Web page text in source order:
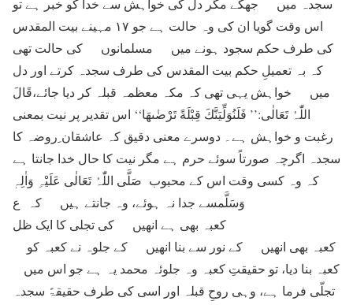
اس وقت گویا ان کی وہ حالت ہے جو ۱۷ مہینے بیت المقدس
کی طرف حکم سجود ہونے میں مسلمانوں کی حالت تھی
کہ بہ تعمیلِ حکم بیت المقدس کی طرف سجدہ کرتے اور دل
میں خواہش یہی تھی کہ مکہ معظمہ قبلہ کر دیا جائے،قَالَ
اللّٰہُ تَعَالٰی:’’ فَلَنُوَلِّیَنَّكَ قِبْلَةً تَرْضٰىهَا‘‘ اس تقدیر پر نیت بمعنی
رغبت و خواہش ہے۔ دوسرے معنی دقیق کہ عاشقان ِروضہ کا
سجدہ اگرچہ صورتاً سوئے حرم ہے مگر نیت کا حال خدا جانتا ہے
کہ وہ کسی وقت اس کے محبوب صَلَّی اللّٰہُ تَعَالٰی عَلَیْہِ وَاٰلِہٖ
وَسَلَّمسے جدا نہ ہوئے، وہ جانتے ہیں کہ ع
کعبہ بھی ہے انھیں کی تجلی کا ایک ظل
کعبہ بنا دیا، تو حقیقتِ کعبہ وہ جلوئہ محمد یہ ہے جو اس میں
تجلّی فرما ہے، وہی روحِ قبلہ اور اسی کی طرف حقیقۃً سجدہ